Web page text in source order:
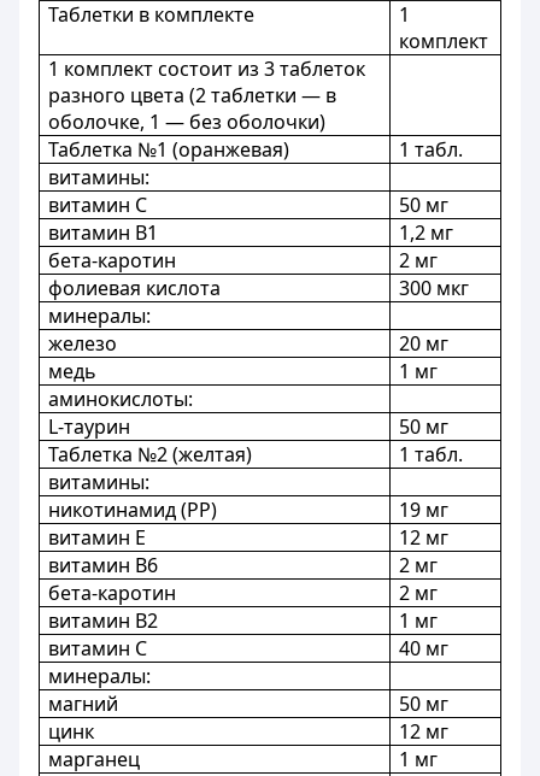
Таблетки в комплекте
1
комплект
1 комплект состоит из 3 таблеток
разного цвета (2 таблетки — в
оболочке, 1 — без оболочки)
Таблетка №1 (оранжевая)
1 табл.
витамины:
витамин C
50 мг
витамин B1
1,2 мг
бета-каротин
2 мг
фолиевая кислота
300 мкг
минералы:
железо
20 мг
медь
1 мг
аминокислоты:
L-таурин
50 мг
Таблетка №2 (желтая)
1 табл.
витамины:
никотинамид (PP)
19 мг
витамин E
12 мг
витамин B6
2 мг
бета-каротин
2 мг
витамин B2
1 мг
витамин C
40 мг
минералы:
магний
50 мг
цинк
12 мг
марганец
1 мг